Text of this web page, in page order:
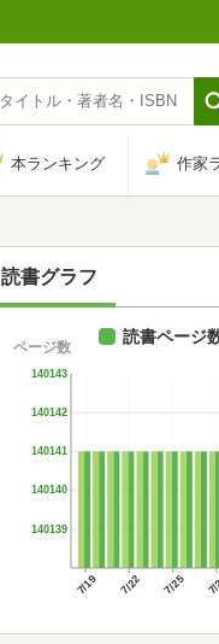
本ランキング 作家
読書グラフ
7/19 7/22 7/25
140139
140140
140141
140142
140143
ページ数
読書ページ